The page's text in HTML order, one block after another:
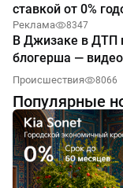
ставкой от 0%
Реклама 8347
В Джизаке в ДТП
блогерша — видео
Происшествия 8066
Популярные